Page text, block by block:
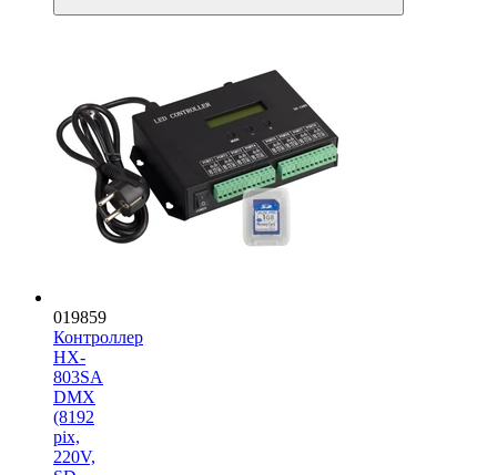
019859
Контроллер
HX-
803SA
DMX
(8192
pix,
220V,